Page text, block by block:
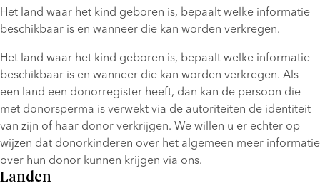
Het land waar het kind geboren is, bepaalt welke informatie
beschikbaar is en wanneer die kan worden verkregen.
Het land waar het kind geboren is, bepaalt welke informatie
beschikbaar is en wanneer die kan worden verkregen. Als
een land een donorregister heeft, dan kan de persoon die
met donorsperma is verwekt via de autoriteiten de identiteit
van zijn of haar donor verkrijgen. We willen u er echter op
wijzen dat donorkinderen over het algemeen meer informatie
over hun donor kunnen krijgen via ons.
Landen